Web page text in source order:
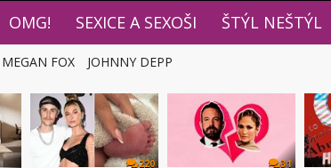
OMG! SEXICE A SEXOŠI ŠTÝL NEŠTÝL
MEGAN FOX JOHNNY DEPP
220
31